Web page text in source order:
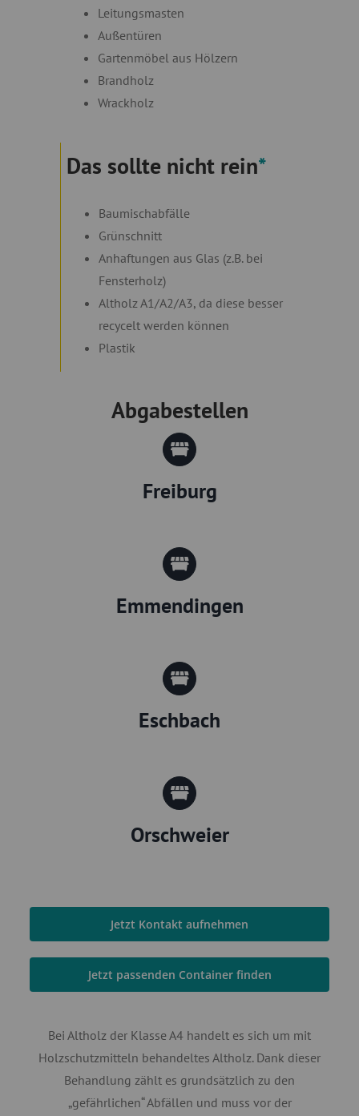
Leitungsmasten
Außentüren
Gartenmöbel aus Hölzern
Brandholz
Wrackholz
Das sollte nicht rein*
Baumischabfälle
Grünschnitt
Anhaftungen aus Glas (z.B. bei
Fensterholz)
Altholz A1/A2/A3, da diese besser
recycelt werden können
Plastik
Abgabestellen
Freiburg
Emmendingen
Eschbach
Orschweier
Jetzt Kontakt aufnehmen
Jetzt passenden Container finden
Bei Altholz der Klasse A4 handelt es sich um mit
Holzschutzmitteln behandeltes Altholz. Dank dieser
Behandlung zählt es grundsätzlich zu den
„gefährlichen“ Abfällen und muss vor der